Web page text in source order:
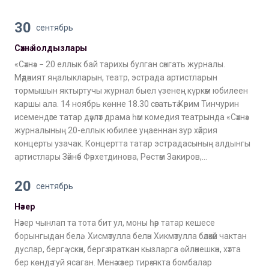
30 сентябрь
Сәхнә йолдызлары
«Сәхнә» − 20 еллык бай тарихы булган сәнгать журналы.
Мәдәният яңалыкларын, театр, эстрада артистларын
тормышын яктыртучы журнал быел үзенең күркәм юбилеен
каршы ала. 14 ноябрь көнне 18.30 сәгатьтә Кәрим Тинчурин
исемендәге татар дәүләт драма һәм комедия театрында «Сәхнә»
журналының 20-еллык юбилее уңаеннан зур хәйрия
концерты узачак. Концертта татар эстрадасының алдынгы
артистлары Зәйнәб Фәрхетдинова, Рөстәм Закиров,…
20 сентябрь
Нәзер
Нәзер чынлап та тота бит ул, моны һәр татар кешесе
борынгыдан белә… Хисмәтулла белән Хикмәтулла бәләкәй чактан
дуслар, бергә үскән, бергә яраткан кызларга өйләнешкән, хәтта
бер көндә туй ясаган. Менә хәзер тирә-якта бомбалар